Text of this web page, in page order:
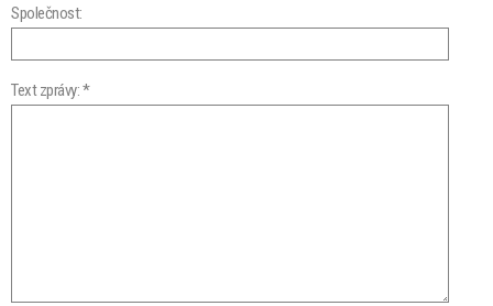
Společnost:
Text zprávy: *